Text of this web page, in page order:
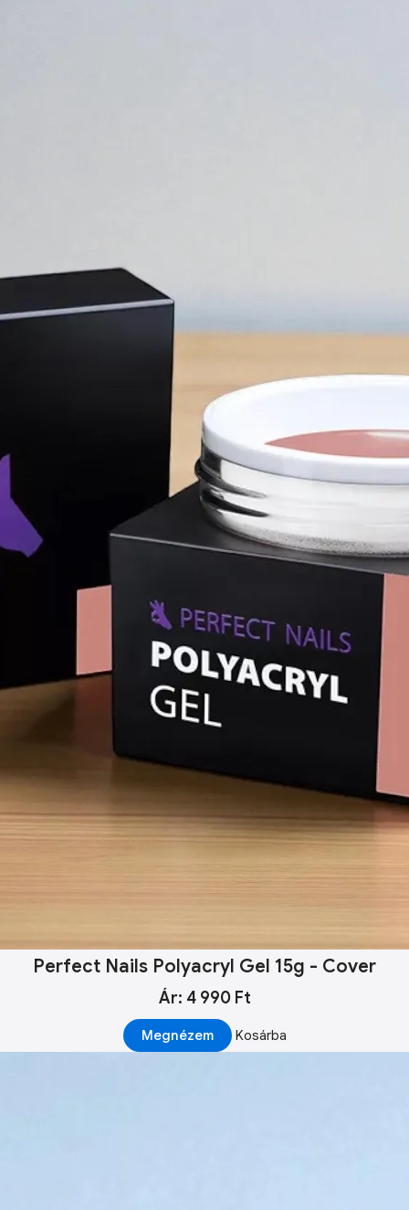
Perfect Nails Polyacryl Gel 15g - Cover
Ár: 4 990 Ft
Megnézem Kosárba